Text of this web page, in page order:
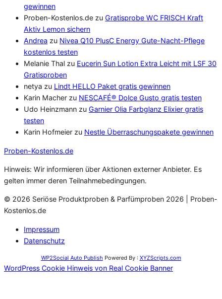
gewinnen
Proben-Kostenlos.de zu Gratisprobe WC FRISCH Kraft
Aktiv Lemon sichern
Andrea zu Nivea Q10 PlusC Energy Gute-Nacht-Pflege
kostenlos testen
Melanie Thal zu Eucerin Sun Lotion Extra Leicht mit LSF 30
Gratisproben
netya zu Lindt HELLO Paket gratis gewinnen
Karin Macher zu NESCAFÉ® Dolce Gusto gratis testen
Udo Heinzmann zu Garnier Olia Farbglanz Elixier gratis
testen
Karin Hofmeier zu Nestle Überraschungspakete gewinnen
Proben-Kostenlos.de
Hinweis: Wir informieren über Aktionen externer Anbieter. Es
gelten immer deren Teilnahmebedingungen.
© 2026 Seriöse Produktproben & Parfümproben 2026 | Proben-
Kostenlos.de
Impressum
Datenschutz
WP2Social Auto Publish Powered By : XYZScripts.com
WordPress Cookie Hinweis von Real Cookie Banner